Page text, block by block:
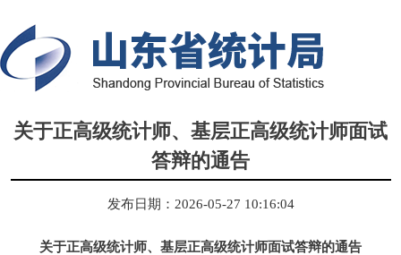
关于正高级统计师、基层正高级统计师面试
答辩的通告
发布日期：2026-05-27 10:16:04
关于正高级统计师、基层正高级统计师面试答辩的通告